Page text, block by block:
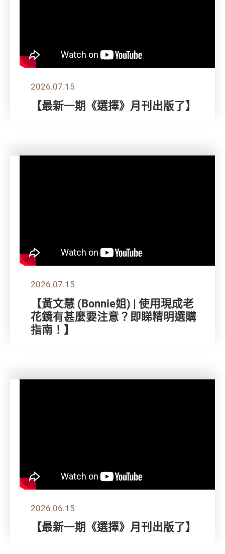
2026.07.15
【最新一期《選擇》月刊出版了】
2026.07.15
【黃文慧 (Bonnie姐) | 使用現成老
花鏡有甚麼要注意？即睇精明選購
指南！】
2026.06.15
【最新一期《選擇》月刊出版了】